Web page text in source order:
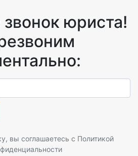
юриста!
вы соглашаетесь с Политикой